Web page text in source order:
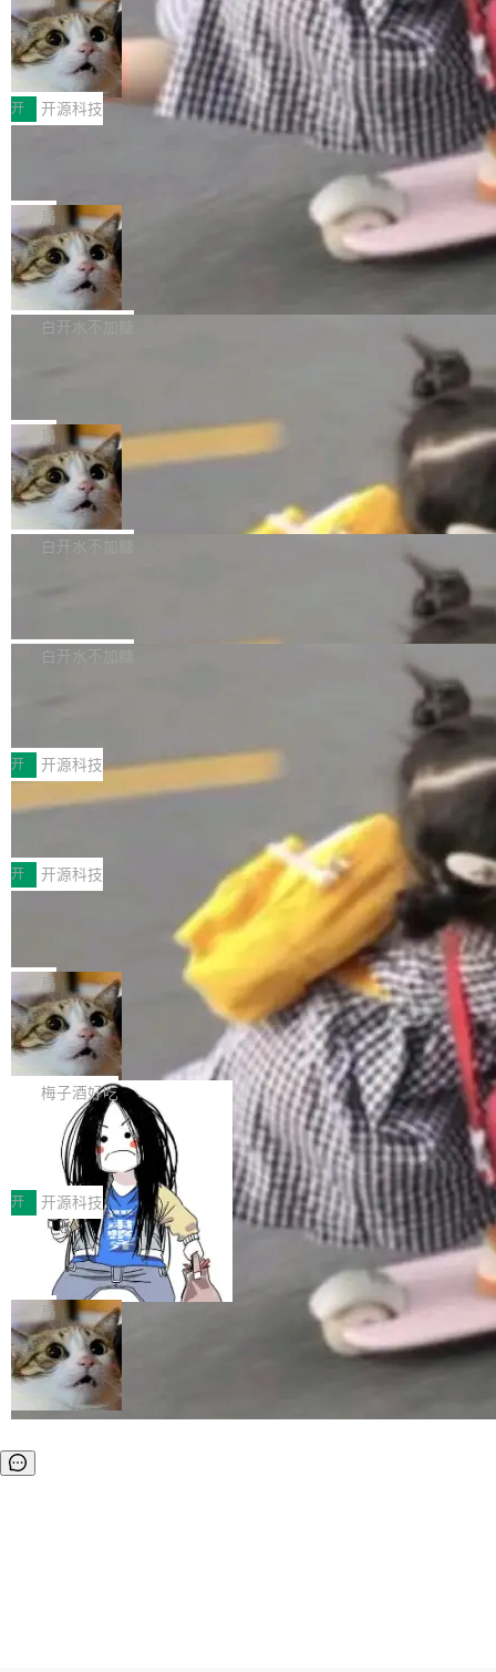
哪些组合有效，作者说，你得靠"文档、校验、或
者部落知识"。 换个写法。Rust 的 enum，两个
变体：Switchable...
有科技公司做的一样。只不过，实际上它不一
样。这是 Sandstorm.io 的重制版，我十年前的
那个创业公司。不同的是，这次它构建在 Cloudf
lare Workers 上——我花了九年时间搭建的平台
——并且深度集成了 AI。这基本上是我十年秘密
Workers 和 Durable Objects 的守护进程。 设
计思路很直接：每个对象是一个独立的 SQLite
数据库，按名称寻址，复制到你自己的 S3 兼容
存储库里。节点之间只通过这个存储库协调——
没有控制平面，没有共识协议。每个对象自带一
个小型数据库，应用天然按分片构建，单个数据
库的竞争和爆炸半径问题在设计层面就被消除
了。 闲置的 cell 会休眠到几乎不占资源。当 cel
l 迁移或唤醒时，新宿主从 S3 恢复 SQLite 数据
库继续执行。存储库是持久化的唯一真相...
鲁大师7月新机性能/流畅/AI榜：vivo夺
性能、流畅双第一，三星Galaxy Z系列
新折叠缺席
2026年7月的手机市场，由于存储等硬件成本暴
增，手机厂商的日子也不好过啊，新机速度明显
放缓，因此硝烟味淡了许多。新机参数规格除开
高价的三星折叠（三星Galaxy Z Fold8 Ultra / Z
Fold8 / Z Flip8）外，其余要么是中低端机器，
例如iQOO Z11i、REDMI Note 17、REDMI No
te 17 Pro、OPPO K15，要么是vivo X300 E这
样的次旗舰。 Galaxy Z Fold8 Ultra / Z Fold8 /
Z Flip8三款折叠屏新机均在7月22日发布，且全
部搭载骁龙8 Elite Gen5 for Galaxy，它们本该
开 开源科技
Zed 编辑器团队发布了新项目——DeltaDB，一
个在 git commit 之间记录每一次编辑操作的版
本控制系统。目前处于 Early Access 阶段。 De
ltaDB 的核心思路直接写在 landing page 最显
眼的位置：「Software is made between com
mits」——软件是在 commit 之间写出来的。git
是把这段空隙补上。 回退到任何一次编辑：Delt
aDB 捕获 commit 之间的每一次操作，...
局
SpaceXAI 单季资本开支达 183 亿美元
根据风险投资人Tomer Tunguz 博客（VC 分
析）披露的最新分析与第二季度业绩报告，Spac
微软同期总资本开支的四成。 与亚马逊、Alpha
bet、微软以及 Meta 等传统科技巨头相比，Spa
ceXAI的资金消耗速度尤为引人瞩目。然而，支
撑庞大支出的资金来源却呈现出截然不同的面
貌。数据显示，微软和 Meta 主要依托充沛的经
白开水不加糖
一个在终端里运行的编程 agent；Muse Spark
1.2，驱动这个 agent 的新模型。一句话概括：
你可以用 curl -fsSL https://dev.meta.ai/install.
sh | bash 安装一个能在大项目里自动规划、写
代码、验证结果的 AI 终端工具。 据介绍，Muse
个主 agent 循环，外加一组后台 agent。这些后
局
美团开源 LoHoSearch，用知识图谱校
准 AI 能力认知
机器出题的前提，是让机器拥有全局视野。整个
构建流程可以分为四个环节：建图 → 控制难度
白开水不加糖
库，并将作为transport接入Mooncake TENT。
MPComm将作为一种传输引擎接入Mooncake T
ENT，实现零拷贝传输性能提升30%、非零拷贝
传输性能最高提升5倍。UCL-MPComm底层基
于自研UCL-Engine通信引擎，后续腾讯网平将
持续开源更多基于UCL-Engine的高性能通信组
件。 腾讯网平团队在UCL-MPComm中实现了一
个独立于业务线程的全局通信引擎（Engine），
白开水不加糖
型案例入选名单》，深信服“面向企业研发场景的
开源 AI 编程平台 CoStrict 应用”凭借卓越的技术
创新与落地成效成功入选。 全链路私有化部署，
助力企业AI研发安全落地 当前，越来越多企业已
经开始引入 AI Coding 工具，通过调用公有云模
型或企业内部部署模型提升研发效率。但随着 AI
Coding 从个人辅助工具逐步走向团队级、组织
级应用，企业在规模化落地过程中，对安全性、
可控性和代码质量提出了更高要求。 首先是数据
安全与合规要求。对于大多数普通研发场景，公
有云模型能够满足快速试用和效率提升的需求。
但对于金融、能源、医疗等对数据安全要求较...
开 开源科技
深信服AI算力网关入选工信部人工智能
前不久，工业和信息化部正式发布《2025年人工
智能应用典型案例名单》，集中展示人工智能在
各领域的应用成果，覆盖技术底座、行业赋能、
产品应用、支撑保障、专题等五大方向。深信服
AI算力网关（AI创新平台）成功入选！ 随着各行
各业的Agent走向规模化建设，算力构成形态逐
渐丰富，用户关注的重点也在发生变化：不只是
让AI用起来，还要进一步看清混合算力时代下，
Token花在哪里、算力是否被充分利用，以及持
续增长的AI成本该如何优化。 深信服AI算力网关
正是围绕这些实际问题，从Token治理和成本治
理两个方面，让用户的每一份算力都看得清、管
得住、用得稳、省得下、更安全！ 一、从现在开
始，Token使用一目...
开 开源科技
Jeff Dean 离开 Google：一个时代的结
束，一个实验室的开始
Google 员工编号 20。MapReduce 作者之一。
Bigtable 作者之一。TensorFlow 的作者之一。
Gemini 的架构师。Google 首席科学家。 Jeff D
ean 在 Google 工作了 27 年后，宣布离职。 他
不是一个人走。一同离开的还有 Sanjay Ghema
wat（Google 员工编号 23，Jeff Dean 二十多
年的编程搭档，MapReduce 和 Bigtable 的共同
作者）、Quoc Le（Google 大脑核心成员，Se
q2Seq 和 DocAI 的共同发明人）以及 Oriol Vin
yals（Gemini 联合负责人，AlphaSta...
局
🔥 SolonCode v2026.8.4 发布：界面
字体可调、22 种语言、记忆搜索增强
打开终端就能上岗的全中文编码智能体，这一轮
把「看得清、用母语、记得住」三件事一次补
齐。 SolonCode 是什么 SolonCode 是杭州无
耳科技研发的企业级终端编码智能体——一位全
中文驱动的数字员工，自主理解需求、规划步
骤、编写代码。不挑模型、不挑平台，curl 一行
装完即用。 开源地址：Gitee · GitCode · GitHu
b 安装 支持 Java 8+（8~26）、macOS / Linu
x / Windows / Harmony PC。 # macOS / Linu
x / Harmony PC curl -fsSL https://solon.noea
r.org/solon...
梅子酒好吃
让“代码语义理解”深度释放AI Coding
价值潜能：华为云码道（CodeArts）
代码仓技术解析
一、代码仓深度理解技术的作用与价值 在软件工
程实践中，代码仓是企业核心知识资产的主要载
体。企业级代码仓库通常包含数十万乃至数百万
个文件，其规模远超单次模型调用可承载的上下
文窗口。随着项目规模的持续扩张与代码历史的
不断累积，代码仓中的模块关系、接口契约、业
务逻辑等关键信息往往分散于数十乃至数百个文
件之中，形成高度复杂的知识关联网络。传统的
代码检索手段（如关键词匹配、目录遍历）仅能
在语法层面完成文本定位，难以触及代码的语义
理解大规模代码仓时面临显著"代码仓理解"瓶
开 开源科技
一条“删库”命令跑 17 小时，算法工程
师删光 89TB 数据只为干私活
最高人民检察院8月4日公布了一起案件：北京一
名90后算法工程师王某，为了给自己接的私活腾
服务器空间，删光了公司AI游戏部门的全部核心
数据。 王某2024年1月入职东城区某科技公司AI
短剧部门，有互联网大厂背景。在公司内部架构
调整期间，部门三次通知全员将数据从A集群迁
数据。2024年9月3日下午4点，他使用此前登录
局